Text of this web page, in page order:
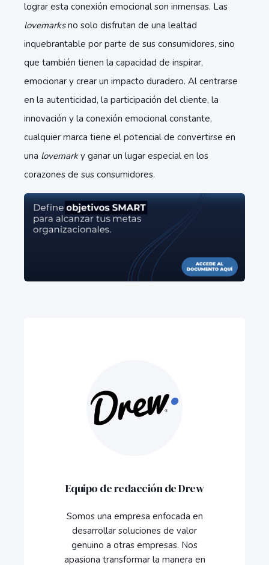
lograr esta conexión emocional son inmensas. Las
lovemarksno solo disfrutan de una lealtad
inquebrantable por parte de sus consumidores, sino
que también tienen la capacidad de inspirar,
emocionar y crear un impacto duradero. Al centrarse
en la autenticidad, la participación del cliente, la
innovación y la conexión emocional constante,
cualquier marca tiene el potencial de convertirse en
una lovemarky ganar un lugar especial en los
corazones de sus consumidores.
Equipo de redacción de Drew
Somos una empresa enfocada en
desarrollar soluciones de valor
genuino a otras empresas. Nos
apasiona transformar la manera en